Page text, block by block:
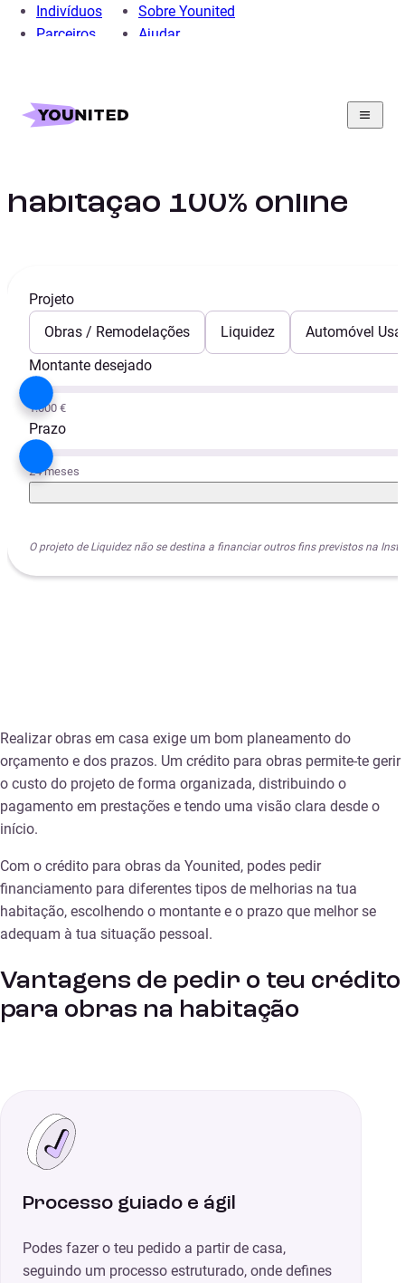
Indivíduos
Parceiros
Sobre Younited
Ajudar
Home
habitação 100% online
Projeto
Obras / Remodelações
Liquidez
Automóvel
Montante desejado
1.000 €
Prazo
24 meses
O projeto de Liquidez não se destina a financiar outros fins previstos na
Realizar obras em casa exige um bom planeamento do
orçamento e dos prazos. Um crédito para obras permite-te gerir
o custo do projeto de forma organizada, distribuindo o
pagamento em prestações e tendo uma visão clara desde o
início.
Com o crédito para obras da Younited, podes pedir
financiamento para diferentes tipos de melhorias na tua
habitação, escolhendo o montante e o prazo que melhor se
adequam à tua situação pessoal.
Vantagens de pedir o teu crédito
para obras na habitação
Processo guiado e ágil
Podes fazer o teu pedido a partir de casa,
seguindo um processo estruturado, onde defines